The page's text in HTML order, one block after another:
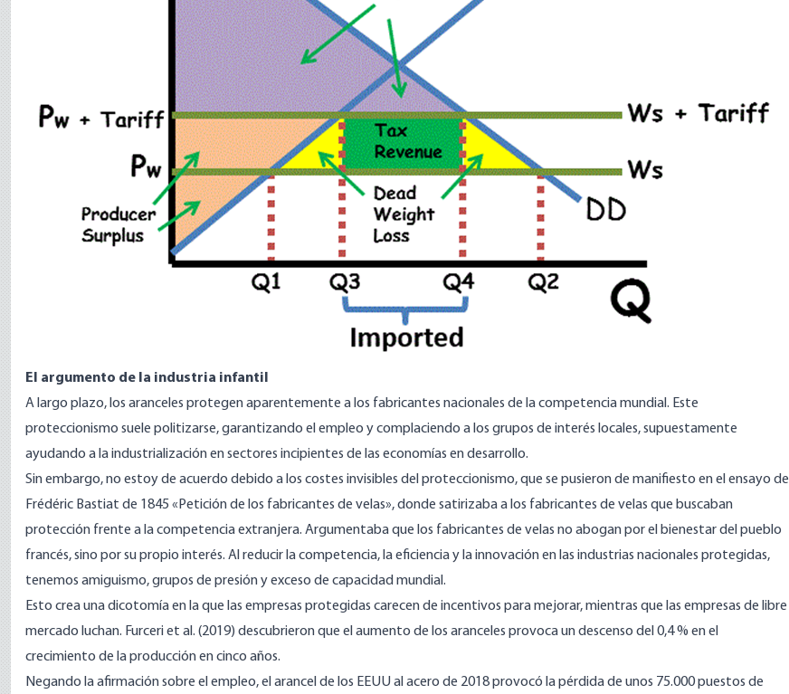
El argumento de la industria infantil
A largo plazo, los aranceles protegen aparentemente a los fabricantes nacionales de la competencia mundial. Este
proteccionismo suele politizarse, garantizando el empleo y complaciendo a los grupos de interés locales, supuestamente
ayudando a la industrialización en sectores incipientes de las economías en desarrollo.
Sin embargo, no estoy de acuerdo debido a los costes invisibles del proteccionismo, que se pusieron de manifiesto en el ensayo de
Frédéric Bastiat de 1845 «Petición de los fabricantes de velas», donde satirizaba a los fabricantes de velas que buscaban
protección frente a la competencia extranjera. Argumentaba que los fabricantes de velas no abogan por el bienestar del pueblo
francés, sino por su propio interés. Al reducir la competencia, la eficiencia y la innovación en las industrias nacionales protegidas,
tenemos amiguismo, grupos de presión y exceso de capacidad mundial.
Esto crea una dicotomía en la que las empresas protegidas carecen de incentivos para mejorar, mientras que las empresas de libre
mercado luchan. Furceri et al. (2019) descubrieron que el aumento de los aranceles provoca un descenso del 0,4 % en el
crecimiento de la producción en cinco años.
Negando la afirmación sobre el empleo, el arancel de los EEUU al acero de 2018 provocó la pérdida de unos 75.000 puestos de